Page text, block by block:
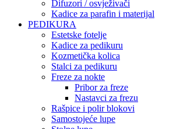
Difuzori / osvježivači
Kadice za parafin i materijal
PEDIKURA
Estetske fotelje
Kadice za pedikuru
Kozmetička kolica
Stalci za pedikuru
Freze za nokte
Pribor za freze
Nastavci za frezu
Rašpice i polir blokovi
Samostojeće lupe